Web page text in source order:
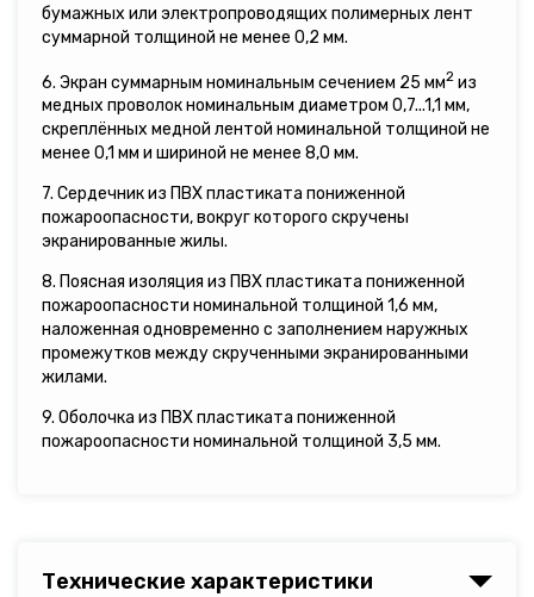
бумажных или электропроводящих полимерных лент
суммарной толщиной не менее 0,2 мм.
6. Экран суммарным номинальным сечением 25 мм2 из
медных проволок номинальным диаметром 0,7...1,1 мм,
скреплённых медной лентой номинальной толщиной не
менее 0,1 мм и шириной не менее 8,0 мм.
7. Сердечник из ПВХ пластиката пониженной
пожароопасности, вокруг которого скручены
экранированные жилы.
8. Поясная изоляция из ПВХ пластиката пониженной
пожароопасности номинальной толщиной 1,6 мм,
наложенная одновременно с заполнением наружных
промежутков между скрученными экранированными
жилами.
9. Оболочка из ПВХ пластиката пониженной
пожароопасности номинальной толщиной 3,5 мм.
Технические характеристики